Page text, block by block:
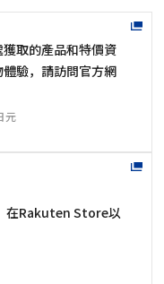
取的產品和特價資
驗，請訪問官方網
元
在Rakuten Store以